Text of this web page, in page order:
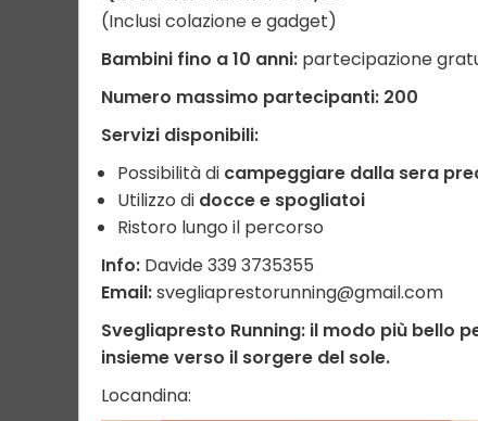
(Inclusi colazione e gadget)
Bambini fino a 10 anni: partecipazione
Numero massimo partecipanti: 200
Servizi disponibili:
Possibilità di campeggiare dalla sera
Utilizzo di docce e spogliatoi
Ristoro lungo il percorso
Info: Davide 339 3735355
Email:svegliaprestorunning@gmail.com
Svegliapresto Running: il modo più bello
insieme verso il sorgere del sole.
Locandina: